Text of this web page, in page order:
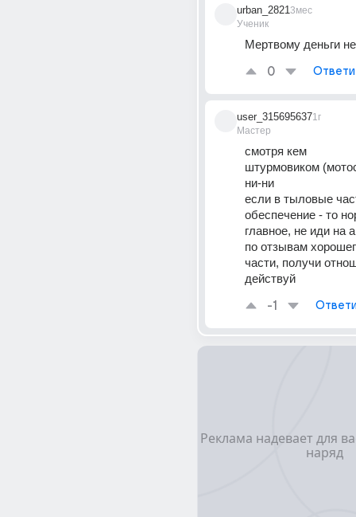
urban_2821
Ученик
3мес
Мертвому деньги
0
user_315695637
Мастер
1г
смотря кем
штурмовиком
ни-ни
если в тыловые
обеспечение - то
главное, не иди на
по отзывам
части, получи
действуй
-1